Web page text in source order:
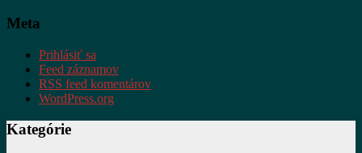
Meta
Prihlásiť sa
Feed záznamov
RSS feed komentárov
WordPress.org
Kategórie